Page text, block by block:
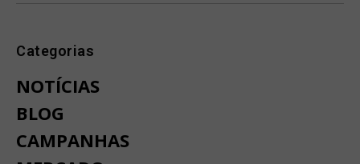
Categorias
NOTÍCIAS
BLOG
CAMPANHAS